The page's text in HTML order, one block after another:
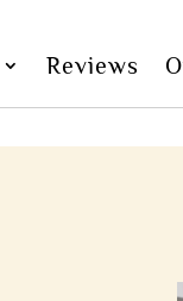
Reviews